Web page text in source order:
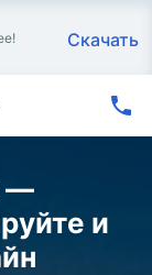
Скачать
—
и